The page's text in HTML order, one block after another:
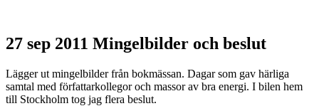
27 sep 2011 Mingelbilder och beslut
Lägger ut mingelbilder från bokmässan. Dagar som gav härliga
samtal med författarkollegor och massor av bra energi. I bilen hem
till Stockholm tog jag flera beslut.